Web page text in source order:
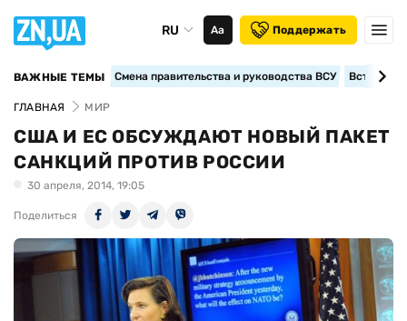
RU Аа Поддержать
ВАЖНЫЕ ТЕМЫ Смена правительства и руководства ВСУ
ГЛАВНАЯ МИР
США И ЕС ОБСУЖДАЮТ НОВЫЙ ПАКЕТ
САНКЦИЙ ПРОТИВ РОССИИ
30 апреля, 2014, 19:05
Поделиться